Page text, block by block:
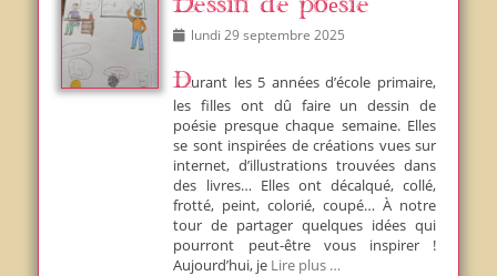
Dessin de poésie
Postedlundi 29 septembre 2025
Durant les 5 années d’école primaire,
les filles ont dû faire un dessin de
poésie presque chaque semaine. Elles
se sont inspirées de créations vues sur
internet, d’illustrations trouvées dans
des livres… Elles ont décalqué, collé,
frotté, peint, colorié, coupé… À notre
tour de partager quelques idées qui
pourront peut-être vous inspirer !
Aujourd’hui, je Lire plus …